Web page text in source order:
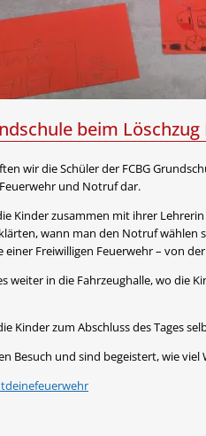
beim
wir die Schüler der FCBG
und Notruf dar.
Kinder zusammen mit ihrer
wann man den Notruf wählen
Freiwilligen Feuerwehr – von
weiter in die Fahrzeughalle, wo die
Kinder zum Abschluss des Tages
Besuch und sind begeistert, wie